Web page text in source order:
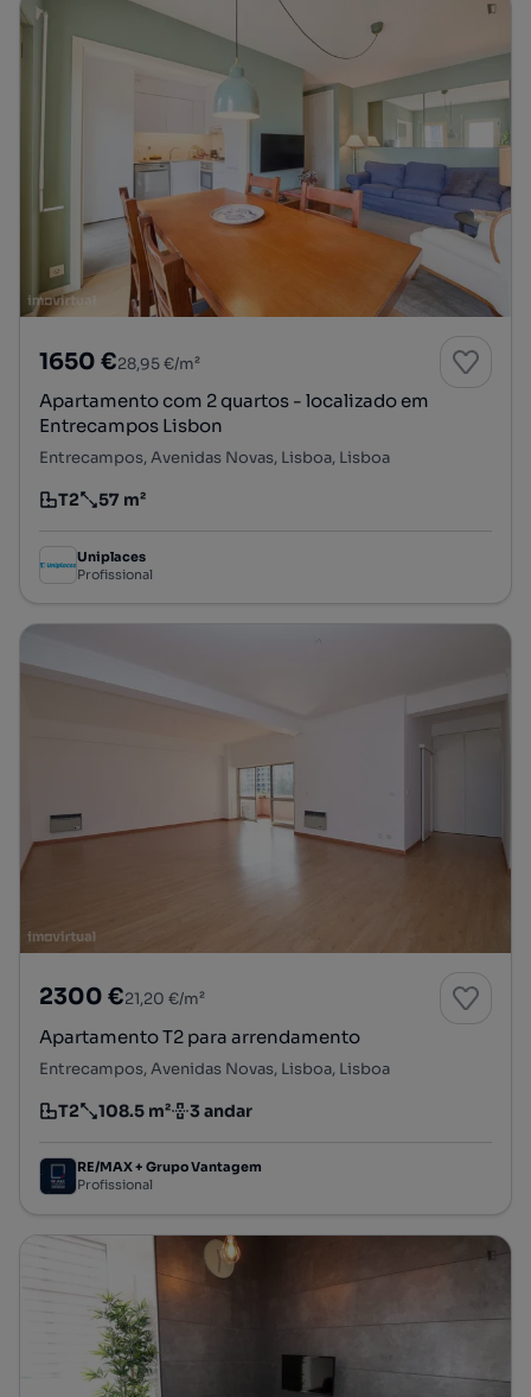
1650 €28,95 €/m²
Apartamento com 2 quartos - localizado em
Entrecampos Lisbon
Entrecampos, Avenidas Novas, Lisboa, Lisboa
Tipologia
T2
Preço por metro quadrado
57 m²
Uniplaces
Profissional
2300 €21,20 €/m²
Apartamento T2 para arrendamento
Entrecampos, Avenidas Novas, Lisboa, Lisboa
Tipologia
T2
Preço por metro quadrado
108.5 m²
Andar 3 andar
RE/MAX + Grupo Vantagem
Profissional